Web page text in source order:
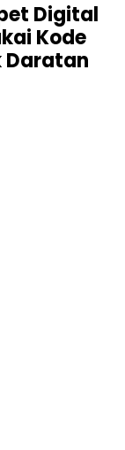
Digital
Kode
Daratan